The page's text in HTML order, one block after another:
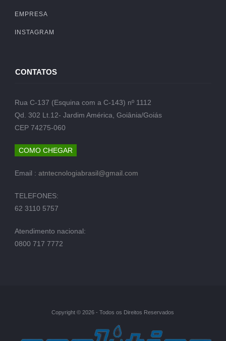
EMPRESA
INSTAGRAM
CONTATOS
Rua C-137 (Esquina com a C-143) nº 1112
Qd. 302 Lt.12- Jardim América, Goiânia/Goiás
CEP 74275-060
COMO CHEGAR
Email : atntecnologiabrasil@gmail.com
TELEFONES:
62 3110 5757
Atendimento nacional:
0800 717 7772
Copyright © 2026 - Todos os Direitos Reservados